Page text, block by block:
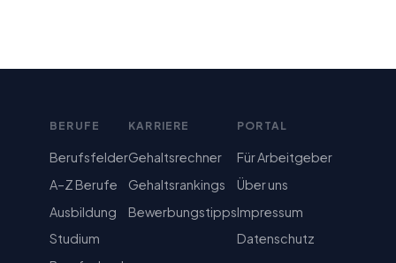
BERUFE
Berufsfelder
A–Z Berufe
Ausbildung
Studium
KARRIERE
Gehaltsrechner
Gehaltsrankings
Bewerbungstipps
PORTAL
Für Arbeitgeber
Über uns
Impressum
Datenschutz